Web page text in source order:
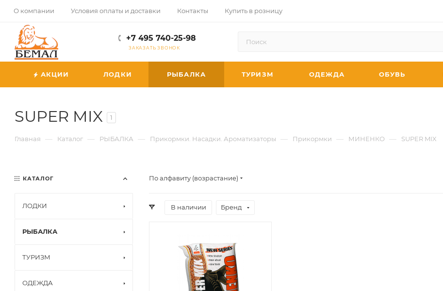
О компании Условия оплаты и доставки Контакты Купить в розницу
+7 495 740-25-98
ЗАКАЗАТЬ ЗВОНОК
АКЦИИ ЛОДКИ РЫБАЛКА ТУРИЗМ ОДЕЖДА ОБУВЬ
SUPER MIX 1
Главная — Каталог — РЫБАЛКА — Прикормки. Насадки. Ароматизаторы — Прикормки — МИНЕНКО — SUPER MIX
По алфавиту (возрастание)
В наличии Бренд
КАТАЛОГ
ЛОДКИ
РЫБАЛКА
ТУРИЗМ
ОДЕЖДА